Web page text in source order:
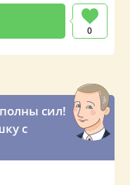
0
сил!
с